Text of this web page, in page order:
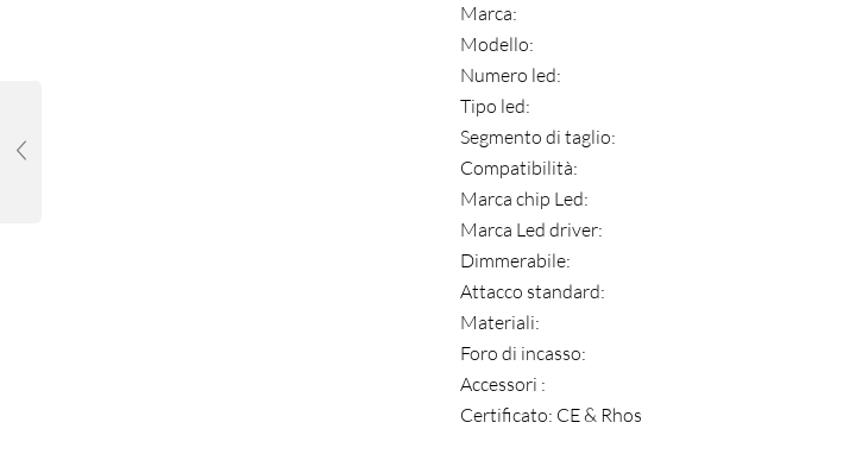
Marca:
Modello:
Numero led:
Tipo led:
Segmento di taglio:
Compatibilità:
Marca chip Led:
Marca Led driver:
Dimmerabile:
Attacco standard:
Materiali:
Foro di incasso:
Accessori :
Certificato: CE & Rhos